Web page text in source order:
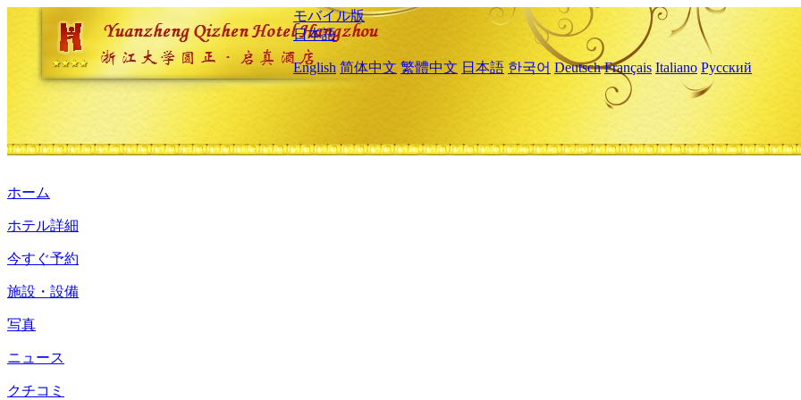
モバイル版
日本語
English 简体中文 繁體中文 日本語 한국어 Deutsch Français Italiano Русский
ホーム
ホテル詳細
今すぐ予約
施設・設備
写真
ニュース
クチコミ